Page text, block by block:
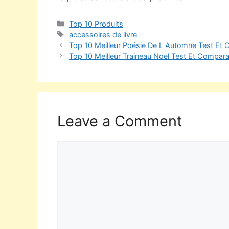
Top 10 Produits
accessoires de livre
Top 10 Meilleur Poésie De L Automne Test Et
Top 10 Meilleur Traineau Noel Test Et
Leave a Comment